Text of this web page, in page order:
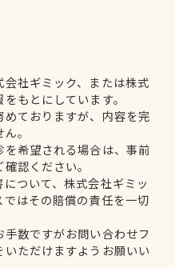
社ギミック、または株式
もとにしています。
ておりますが、内容を完
。
希望される場合は、事前
認ください。
ついて、株式会社ギミッ
はその賠償の責任を一切
数ですがお問い合わせフ
ただけますようお願いい